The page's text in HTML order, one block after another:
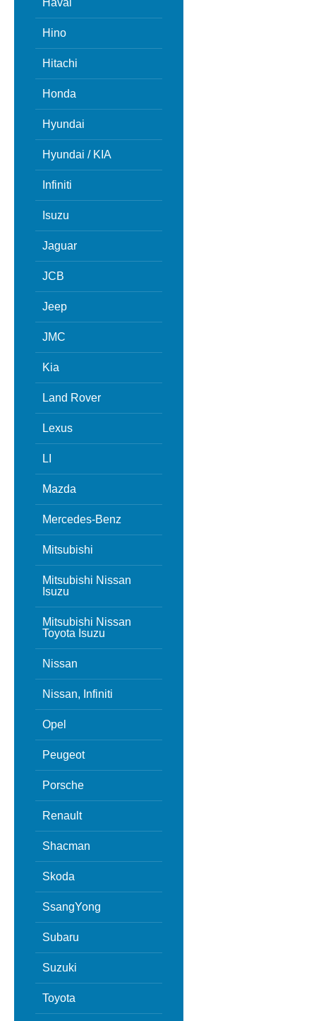
Haval
Hino
Hitachi
Honda
Hyundai
Hyundai / KIA
Infiniti
Isuzu
Jaguar
JCB
Jeep
JMC
Kia
Land Rover
Lexus
LI
Mazda
Mercedes-Benz
Mitsubishi
Mitsubishi Nissan
Isuzu
Mitsubishi Nissan
Toyota Isuzu
Nissan
Nissan, Infiniti
Opel
Peugeot
Porsche
Renault
Shacman
Skoda
SsangYong
Subaru
Suzuki
Toyota